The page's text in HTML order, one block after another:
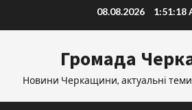
08.08.2026 1:51:19
Громада
Новини Черкащини, актуальні